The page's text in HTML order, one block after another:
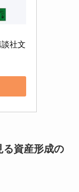
社文
る資産形成の